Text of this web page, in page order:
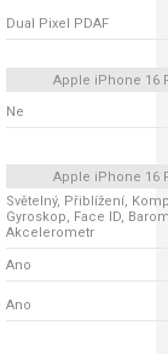
Dual Pixel PDAF
Apple iPhone 16
Ne
Apple iPhone 16
Světelný, Přiblížení,
Gyroskop, Face ID,
Akcelerometr
Ano
Ano